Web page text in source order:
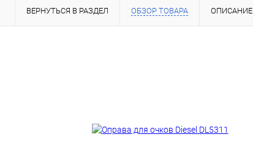
ВЕРНУТЬСЯ В РАЗДЕЛ ОБЗОР ТОВАРА ОПИСАНИЕ